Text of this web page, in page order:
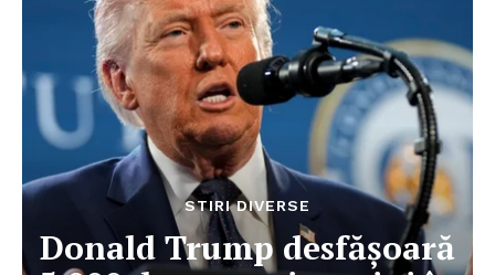
STIRI DIVERSE
Donald Trump desfășoară